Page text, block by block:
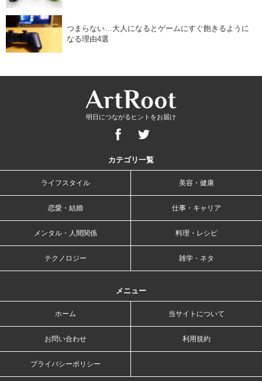
つまらない…大人になるとゲームにすぐ飽きるように
なる理由4選
明日につながるヒントをお届け
カテゴリ一覧
ライフスタイル 美容・健康
恋愛・結婚 仕事・キャリア
メンタル・人間関係 料理・レシピ
テクノロジー 雑学・ネタ
メニュー
ホーム 当サイトについて
お問い合わせ 利用規約
プライバシーポリシー